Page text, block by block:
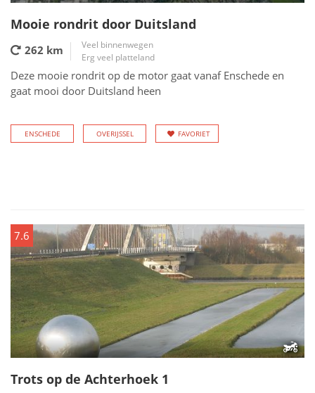
Mooie rondrit door Duitsland
262 km
Veel binnenwegen
Erg veel platteland
Deze mooie rondrit op de motor gaat vanaf Enschede en
gaat mooi door Duitsland heen
ENSCHEDE OVERIJSSEL FAVORIET
7.6
Trots op de Achterhoek 1